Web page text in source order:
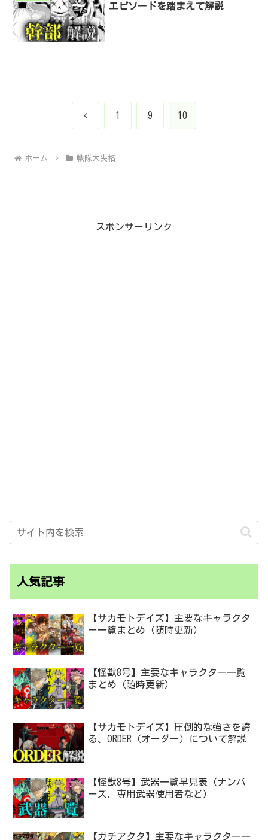
エピソードを踏まえて解説
前 1 9 10
ホーム 戦隊大失格
スポンサーリンク
人気記事
【サカモトデイズ】主要なキャラクタ
ー一覧まとめ（随時更新）
【怪獣8号】主要なキャラクター一覧
まとめ（随時更新）
【サカモトデイズ】圧倒的な強さを誇
る、ORDER（オーダー）について解説
【怪獣8号】武器一覧早見表（ナンバ
ーズ、専用武器使用者など）
【ガチアクタ】主要なキャラクター一